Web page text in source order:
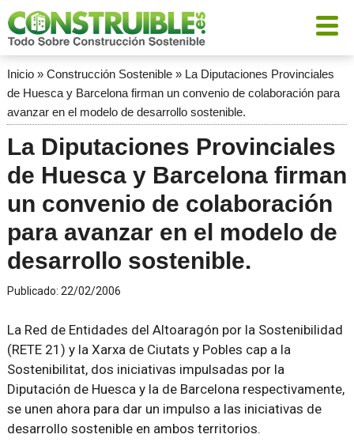
Inicio» Construcción Sostenible» La Diputaciones Provinciales
de Huesca y Barcelona firman un convenio de colaboración para
avanzar en el modelo de desarrollo sostenible.
La Diputaciones Provinciales
de Huesca y Barcelona firman
un convenio de colaboración
para avanzar en el modelo de
desarrollo sostenible.
Publicado: 22/02/2006
La Red de Entidades del Altoaragón por la Sostenibilidad
(RETE 21) y la Xarxa de Ciutats y Pobles cap a la
Sostenibilitat, dos iniciativas impulsadas por la
Diputación de Huesca y la de Barcelona respectivamente,
se unen ahora para dar un impulso a las iniciativas de
desarrollo sostenible en ambos territorios.